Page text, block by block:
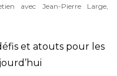
avec Jean-Pierre Large,
et atouts pour les